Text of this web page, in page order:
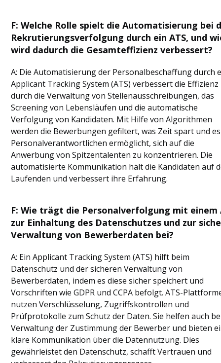
F: Welche Rolle spielt die Automatisierung bei
Rekrutierungsverfolgung durch ein ATS, und
wird dadurch die Gesamteffizienz verbessert?
A: Die Automatisierung der Personalbeschaffung durch
Applicant Tracking System (ATS) verbessert die Effizienz
durch die Verwaltung von Stellenausschreibungen, das
Screening von Lebensläufen und die automatische
Verfolgung von Kandidaten. Mit Hilfe von Algorithmen
werden die Bewerbungen gefiltert, was Zeit spart und
Personalverantwortlichen ermöglicht, sich auf die
Anwerbung von Spitzentalenten zu konzentrieren. Die
automatisierte Kommunikation hält die Kandidaten auf
Laufenden und verbessert ihre Erfahrung.
F: Wie trägt die Personalverfolgung mit einem
zur Einhaltung des Datenschutzes und zur
Verwaltung von Bewerberdaten bei?
A: Ein Applicant Tracking System (ATS) hilft beim
Datenschutz und der sicheren Verwaltung von
Bewerberdaten, indem es diese sicher speichert und
Vorschriften wie GDPR und CCPA befolgt. ATS-
nutzen Verschlüsselung, Zugriffskontrollen und
Prüfprotokolle zum Schutz der Daten. Sie helfen auch
Verwaltung der Zustimmung der Bewerber und bieten
klare Kommunikation über die Datennutzung. Dies
gewährleistet den Datenschutz, schafft Vertrauen und